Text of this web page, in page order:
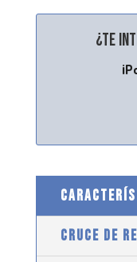
¿Te
CRUCE DE